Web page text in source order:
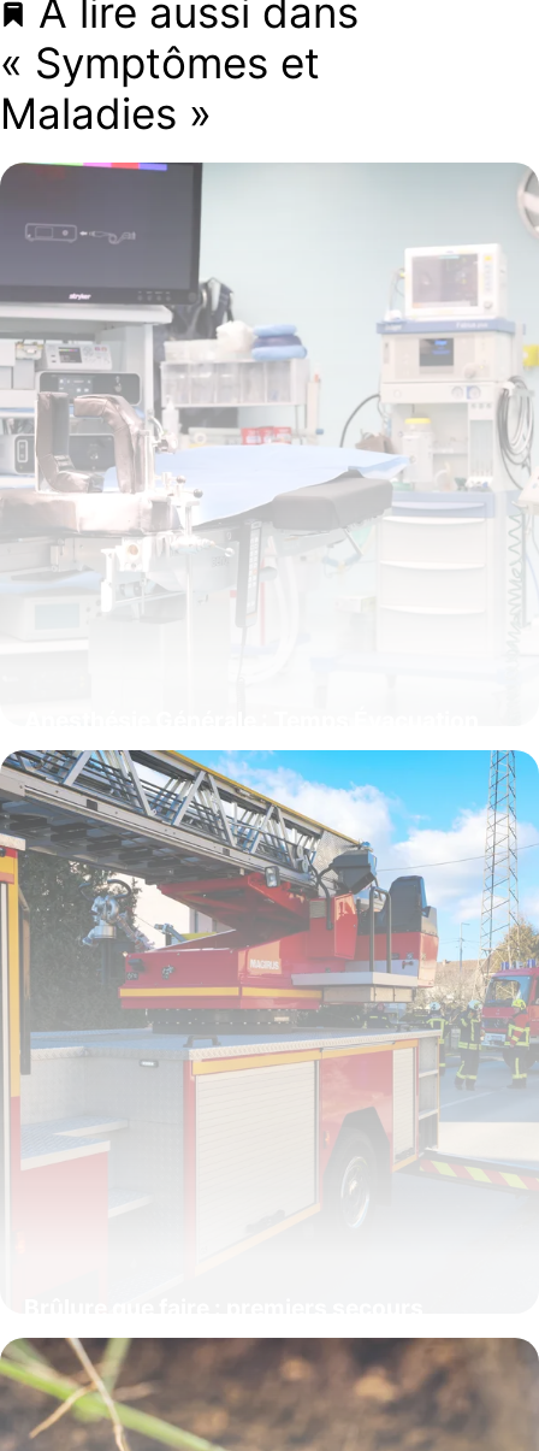
À lire aussi dans
« Symptômes et
Maladies »
Complet
12 juin 2026
urgents
10 juin 2026